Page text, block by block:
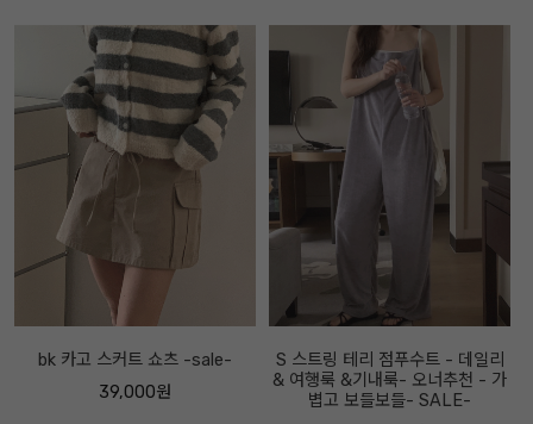
bk 카고 스커트 쇼츠 -sale-
39,000원
S 스트링 테리 점푸수트 - 데일리
& 여행룩 &기내룩- 오너추천 - 가
볍고 보들보들- SALE-